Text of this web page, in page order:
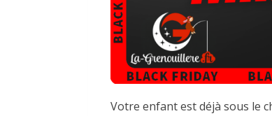
Votre enfant est déjà sous le